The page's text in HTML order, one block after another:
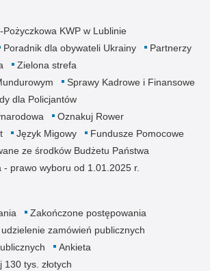
KWP w Lublinie
Poradnik dla obywateli Ukrainy
Partnerzy
Zielona strefa
Sprawy Kadrowe i Finansowe
dla Policjantów
Oznakuj Rower
Język Migowy
Fundusze Pomocowe
ze środków Budżetu Państwa
- prawo wyboru od 1.01.2025 r.
Zakończone postępowania
zamówień publicznych
Ankieta
tys. złotych